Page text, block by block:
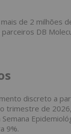
de 2 milhões
DB
discreto a
trimestre de
9%.